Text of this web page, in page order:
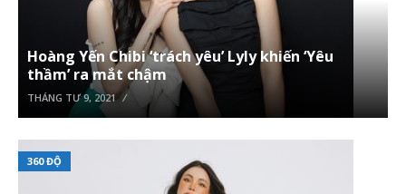
Hoàng Yến Chibi ‘trách yêu’ Lyly khiến ‘Yêu
thầm’ ra mắt chậm
THÁNG TƯ 9, 2021
360 ĐỘ